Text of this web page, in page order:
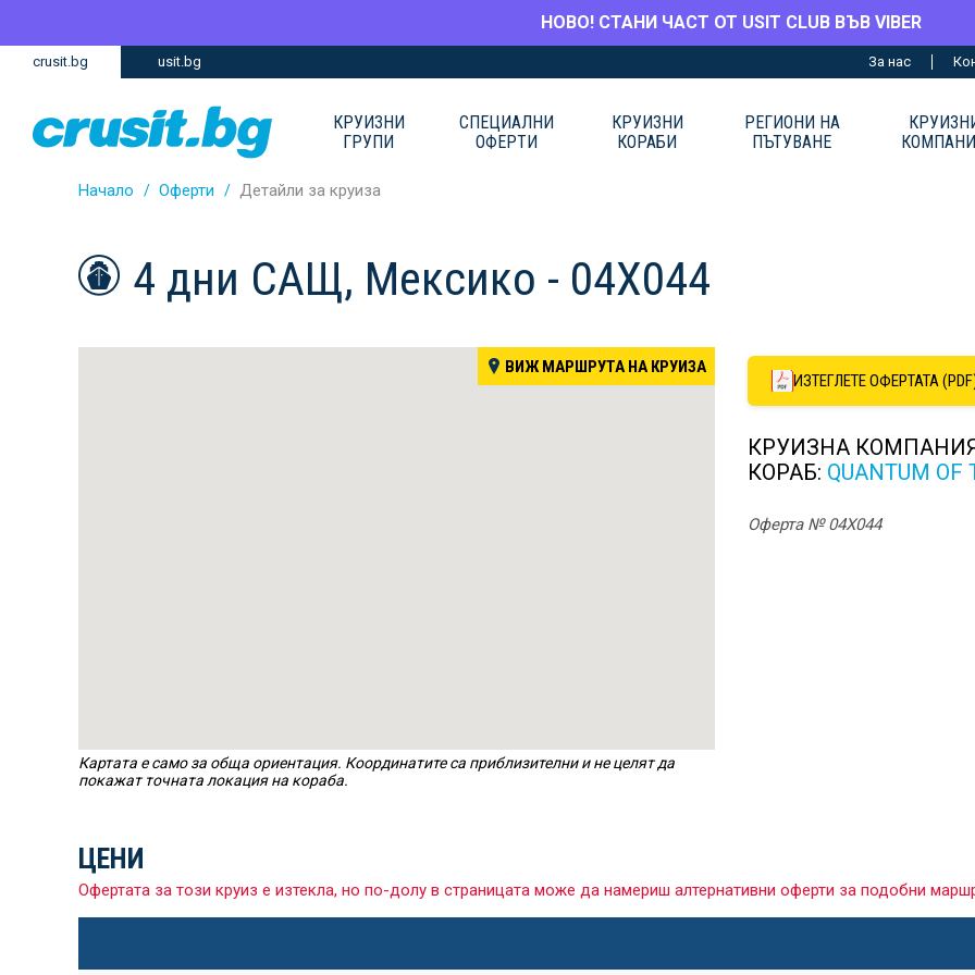
НОВО! СТАНИ ЧАСТ ОТ USIT CLUB ВЪВ VIBER
Премини
съдържание
Премини
crusit.bg usit.bg За нас
КРУИЗНИ
ГРУПИ
СПЕЦИАЛНИ
ОФЕРТИ
КРУИЗНИ
КОРАБИ
РЕГИОНИ НА
ПЪТУВАНЕ
Начало Оферти Детайли за круиза
4 дни САЩ, Мексико - 04X044
ВИЖ МАРШРУТА НА КРУИЗА
Картата е само за обща ориентация. Координатите са приблизителни и не целят да
покажат точната локация на кораба.
ИЗТЕГЛЕТЕ ОФЕРТАТА
КРУИЗНА
КОРАБ: QUANTUM OF
Оферта № 04X044
ЦЕНИ
Офертата за този круиз е изтекла, но по-долу в страницата може да намериш алтернативни оферти за подобни